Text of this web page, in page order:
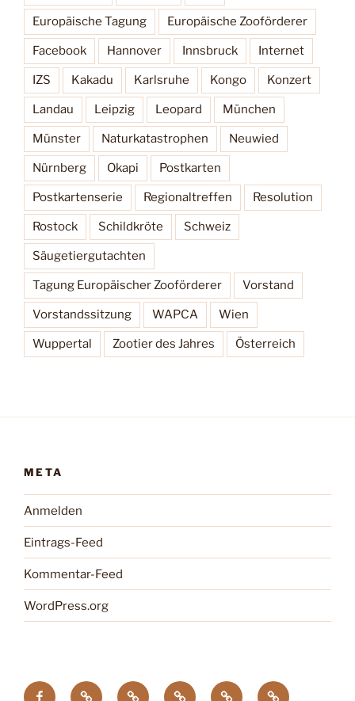
Europäische Tagung Europäische Zooförderer
Facebook Hannover Innsbruck Internet
IZS Kakadu Karlsruhe Kongo Konzert
Landau Leipzig Leopard München
Münster Naturkatastrophen Neuwied
Nürnberg Okapi Postkarten
Postkartenserie Regionaltreffen Resolution
Rostock Schildkröte Schweiz
Säugetiergutachten
Tagung Europäischer Zooförderer Vorstand
Vorstandssitzung WAPCA Wien
Wuppertal Zootier des Jahres Österreich
META
Anmelden
Eintrags-Feed
Kommentar-Feed
WordPress.org
facebookTagung Zootier VerbandDTG